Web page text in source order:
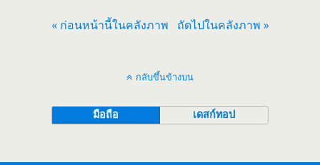
« ก่อนหน้านี้ในคลังภาพ ถัดไปในคลังภาพ »
กลับขึ้นข้างบน
มือถือ เดสก์ทอป